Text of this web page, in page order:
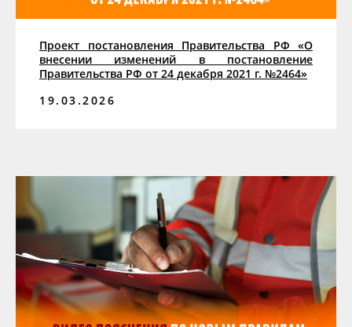
Проект постановления Правительства РФ «О
внесении изменений в постановление
Правительства РФ от 24 декабря 2021 г. №2464»
19.03.2026